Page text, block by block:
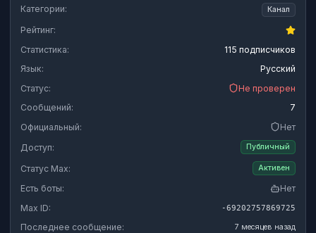
Категории: Канал
Рейтинг:
Статистика:
115 подписчиков
Язык:
Русский
Статус:
Не проверен
Сообщений:
7
Официальный:
Нет
Доступ:
Публичный
Статус Max: Активен
Есть боты:
Нет
Max ID:
-69202757869725
Последнее сообщение: 7 месяцев назад